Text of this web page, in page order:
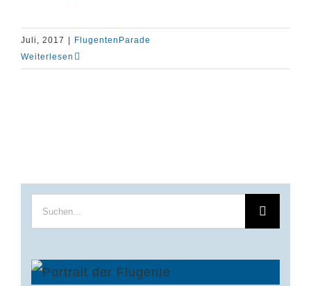
Juli, 2017
FlugentenParade
Weiterlesen
Suche
nach: